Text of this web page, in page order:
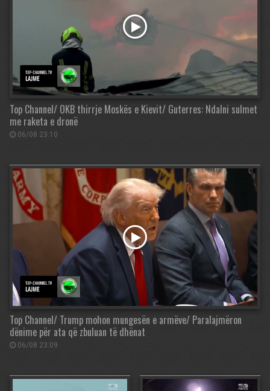
Top Channel/ OKB thirrje Moskës e Kievit/ Guterres: Ndalni sulmet
me raketa e dronë
06/08 23:10
Top Channel/ Trump mohon mungesën e armëve/ Paralajmëron
dënime për ata që zbuluan të dhënat
06/08 23:09